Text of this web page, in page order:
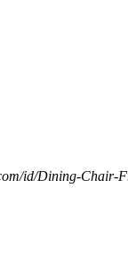
id/Dining-Chair-